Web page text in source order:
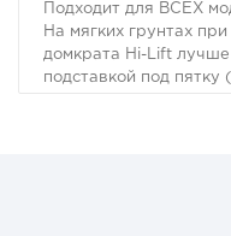
Подходит для ВСЕХ
На мягких грунтах
домкрата Hi-Lift лучше
подставкой под пятку